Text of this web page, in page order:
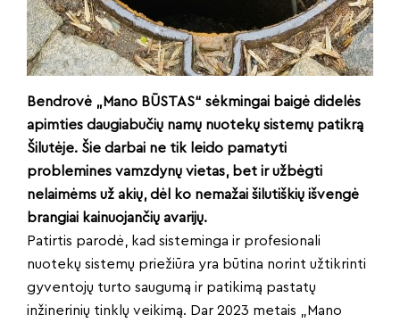
Bendrovė „Mano BŪSTAS“ sėkmingai baigė didelės
apimties daugiabučių namų nuotekų sistemų patikrą
Šilutėje. Šie darbai ne tik leido pamatyti
problemines vamzdynų vietas, bet ir užbėgti
nelaimėms už akių, dėl ko nemažai šilutiškių išvengė
brangiai kainuojančių avarijų.
Patirtis parodė, kad sisteminga ir profesionali
nuotekų sistemų priežiūra yra būtina norint užtikrinti
gyventojų turto saugumą ir patikimą pastatų
inžinerinių tinklų veikimą. Dar 2023 metais „Mano